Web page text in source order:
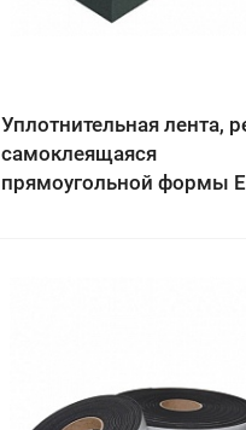
Уплотнительная лента,
самоклеящаяся
прямоугольной формы